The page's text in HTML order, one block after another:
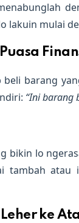
lakuin mulai
beli barang
“Ini barang
bikin lo
tambah atau
ke